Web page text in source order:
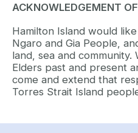
ACKNOWLEDGEMENT
Hamilton Island would
Ngaro and Gia People,
land, sea and
Elders past and present
come and extend that
Torres Strait Island